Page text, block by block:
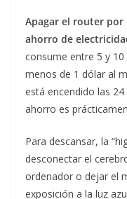
Apagar el router por
ahorro de
consume entre 5 y
menos de 1 dólar al
está encendido las
ahorro es
Para descansar, la
desconectar el
ordenador o dejar el
exposición a la luz